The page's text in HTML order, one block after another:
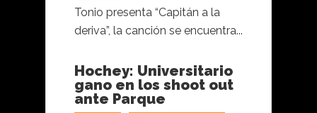
Tonio presenta “Capitán a la
deriva”, la canción se encuentra...
Hochey: Universitario
gano en los shoot out
ante Parque